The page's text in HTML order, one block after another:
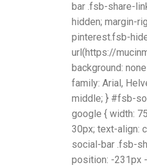
bar .fsb-share-
hidden; margin-
pinterest.fsb-
url(https://
background:
family: Arial,
middle; } #fsb-
google { width:
30px; text-align:
social-bar .fsb-
position: -231px